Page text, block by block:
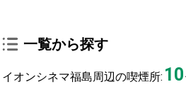
一覧から探す
イオンシネマ福島周辺の喫煙所: 10